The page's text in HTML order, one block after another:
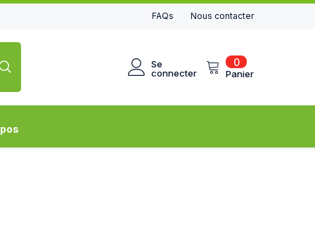
FAQs Nous contacter
00
article
Panier
Se
connecter